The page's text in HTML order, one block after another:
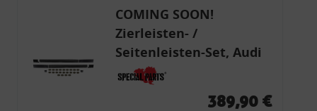
COMING SOON!
Zierleisten- /
Seitenleisten-Set, Audi
80 Cabrio, Coupe, S2, (6x
Zierleiste, 2x Kappe,
389,90 €